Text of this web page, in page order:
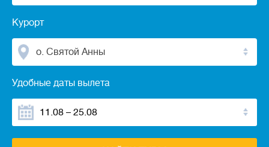
Курорт
о. Святой Анны
Удобные даты вылета